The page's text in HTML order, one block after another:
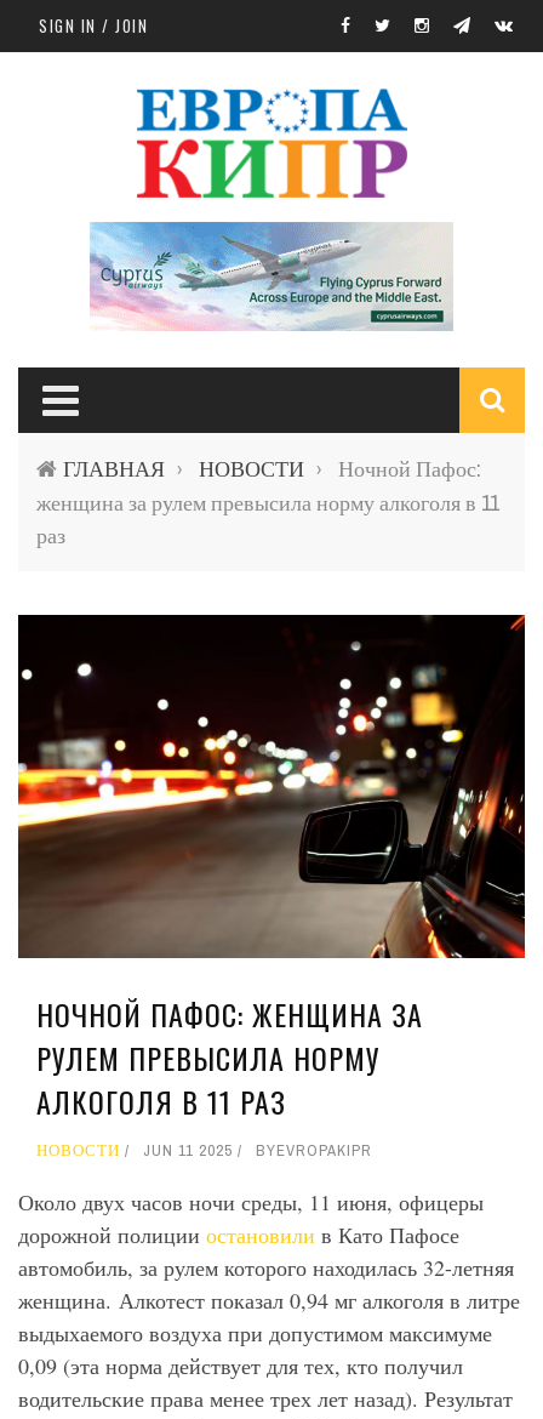
Skip to main content
SIGN IN / JOIN
ГЛАВНАЯ › НОВОСТИ ›
Ночной Пафос:
женщина за рулем превысила норму алкоголя в 11
раз
НОЧНОЙ ПАФОС: ЖЕНЩИНА ЗА
РУЛЕМ ПРЕВЫСИЛА НОРМУ
АЛКОГОЛЯ В 11 РАЗ
НОВОСТИ JUN 11 2025 BYEVROPAKIPR
Около двух часов ночи среды, 11 июня, офицеры
дорожной полиции остановили в Като Пафосе
автомобиль, за рулем которого находилась 32-летняя
женщина. Алкотест показал 0,94 мг алкоголя в литре
выдыхаемого воздуха при допустимом максимуме
0,09 (эта норма действует для тех, кто получил
водительские права менее трех лет назад). Результат